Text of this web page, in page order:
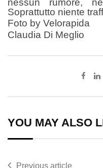
nessun rumore,
Soprattutto niente
Foto by Velorapida
Claudia Di Meglio
YOU MAY ALSO
Previous article